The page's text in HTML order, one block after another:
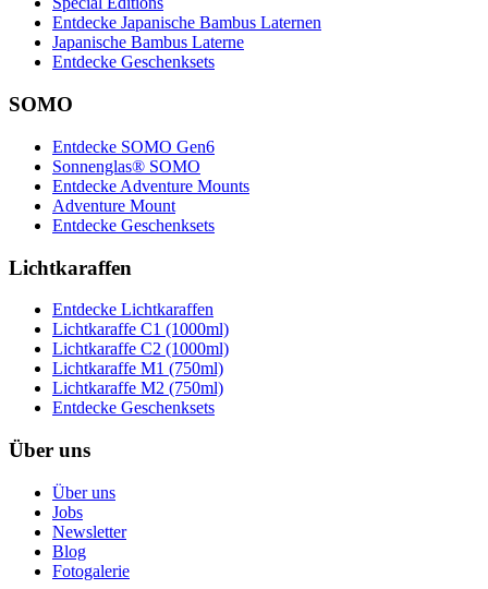
Entdecke Japanische Bambus Laternen
Japanische Bambus Laterne
Entdecke Geschenksets
SOMO
Entdecke SOMO Gen6
Sonnenglas® SOMO
Entdecke Adventure Mounts
Adventure Mount
Entdecke Geschenksets
Lichtkaraffen
Entdecke Lichtkaraffen
Lichtkaraffe C1 (1000ml)
Lichtkaraffe C2 (1000ml)
Lichtkaraffe M1 (750ml)
Lichtkaraffe M2 (750ml)
Entdecke Geschenksets
Über uns
Über uns
Jobs
Newsletter
Blog
Fotogalerie